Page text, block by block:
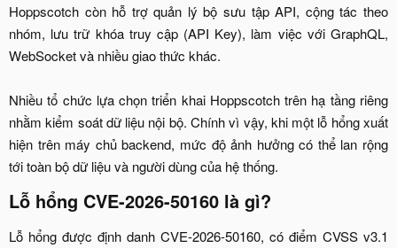
Hoppscotch còn hỗ trợ quản lý bộ sưu tập API, cộng tác theo
nhóm, lưu trữ khóa truy cập (API Key), làm việc với GraphQL,
WebSocket và nhiều giao thức khác.
Nhiều tổ chức lựa chọn triển khai Hoppscotch trên hạ tầng riêng
nhằm kiểm soát dữ liệu nội bộ. Chính vì vậy, khi một lỗ hổng xuất
hiện trên máy chủ backend, mức độ ảnh hưởng có thể lan rộng
tới toàn bộ dữ liệu và người dùng của hệ thống.​
Lỗ hổng CVE-2026-50160 là gì?​
Lỗ hổng được định danh CVE-2026-50160, có điểm CVSS v3.1